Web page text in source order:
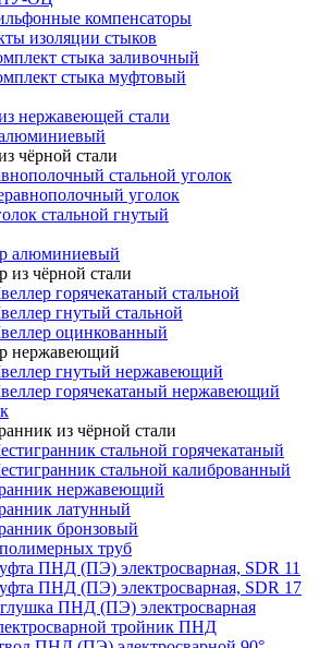
компенсаторы
изоляции стыков
стыка заливочный
стыка муфтовый
нержавеющей стали
чёрной стали
стальной уголок
уголок
стальной гнутый
алюминиевый
из чёрной стали
горячекатаный стальной
гнутый стальной
оцинкованный
нержавеющий
гнутый нержавеющий
горячекатаный нержавеющий
из чёрной стали
стальной горячекатаный
стальной калиброванный
нержавеющий
латунный
бронзовый
труб
ПНД (ПЭ) электросварная, SDR 11
ПНД (ПЭ) электросварная, SDR 17
ПНД (ПЭ) электросварная
тройник ПНД